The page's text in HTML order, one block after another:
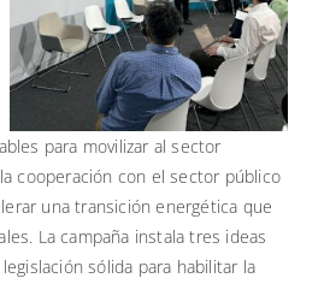
para movilizar al sector
cooperación con el sector público
una transición energética que
La campaña instala tres ideas
sólida para habilitar la